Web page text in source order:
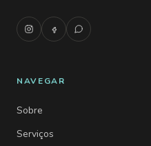
NAVEGAR
Sobre
Serviços